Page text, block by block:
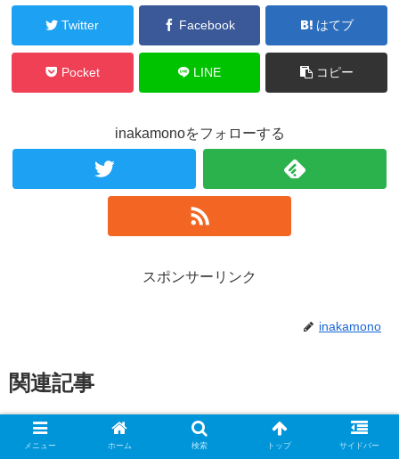
Twitter Facebook はてブ
Pocket LINE コピー
inakamonoをフォローする
スポンサーリンク
inakamono
関連記事
ドラクエウォーク
ドラクエ ウォークを田舎と都会で
やってみた結果まとめ（28日目）
メニュー ホーム 検索 トップ サイドバー